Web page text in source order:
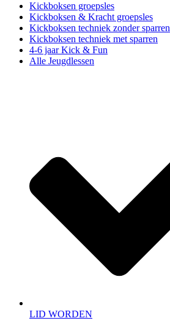
Kickboksen groepsles
Kickboksen & Kracht groepsles
Kickboksen techniek zonder sparren
Kickboksen techniek met sparren
4-6 jaar Kick & Fun
Alle Jeugdlessen
LID WORDEN